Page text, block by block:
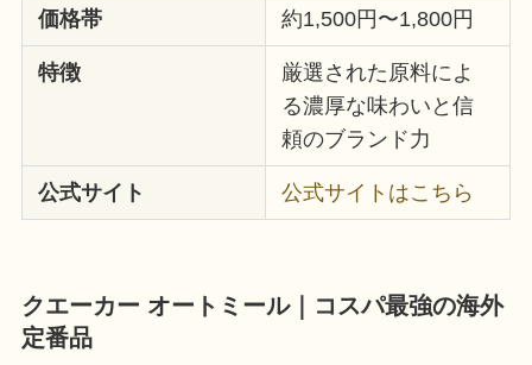
価格帯 約1,500円〜1,800円
特徴
厳選された原料によ
る濃厚な味わいと信
頼のブランド力
公式サイト 公式サイトはこちら
クエーカー オートミール｜コスパ最強の海外
定番品